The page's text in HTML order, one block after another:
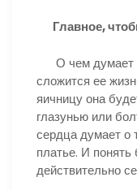
Главное,
О чем думает
сложится ее
яичницу она
глазунью или
сердца думает о
платье. И
действительно